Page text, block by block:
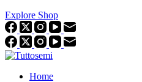
Explore Shop
Home